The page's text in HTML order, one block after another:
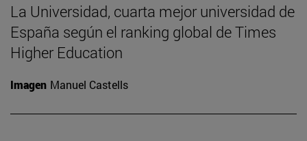
La Universidad, cuarta mejor universidad de
España según el ranking global de Times
Higher Education
Imagen Manuel Castells